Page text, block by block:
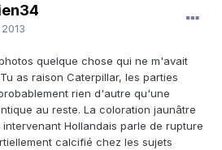
quelque chose qui ne m'avait
as raison Caterpillar, les parties
rien d'autre qu'une
au reste. La coloration jaunâtre
Hollandais parle de rupture
calcifié chez les sujets